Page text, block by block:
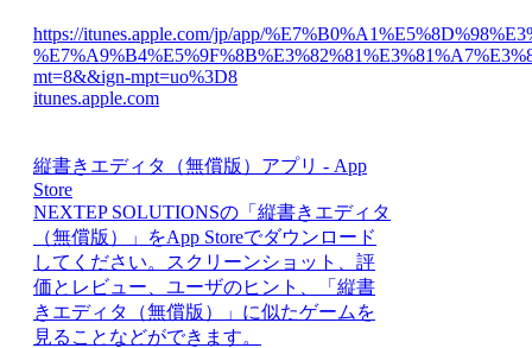
https://itunes.apple.com/jp/app/
mt=8&&ign-mpt=uo%3D8
itunes.apple.com
縦書きエディタ（無償版）アプリ - App
Store
NEXTEP SOLUTIONSの「縦書きエディタ
（無償版）」をApp Storeでダウンロード
してください。スクリーンショット、評
価とレビュー、ユーザのヒント、「縦書
きエディタ（無償版）」に似たゲームを
見ることなどができます。